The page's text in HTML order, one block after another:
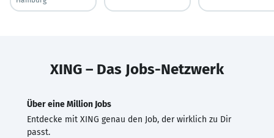
XING – Das Jobs-Netzwerk
Über eine Million Jobs
Entdecke mit XING genau den Job, der wirklich zu Dir
passt.